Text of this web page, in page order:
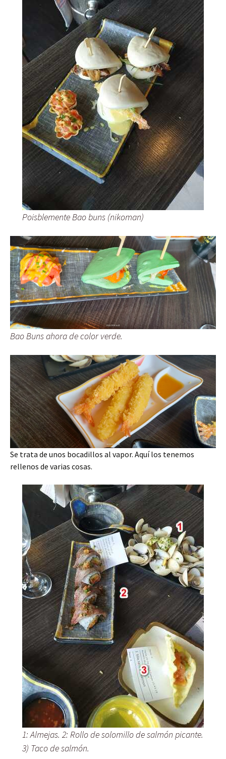
Poisblemente Bao buns (nikoman)
Bao Buns ahora de color verde.
Se trata de unos bocadillos al vapor. Aquí los tenemos
rellenos de varias cosas.
1: Almejas. 2: Rollo de solomillo de salmón picante.
3) Taco de salmón.